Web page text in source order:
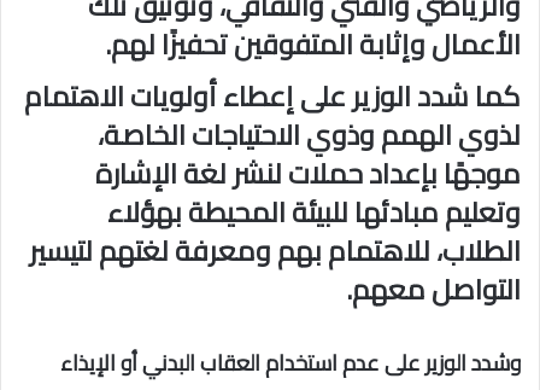
الأعمال وإثابة المتفوقين تحفيزًا لهم.
كما شدد الوزير على إعطاء أولويات الاهتمام
لذوي الهمم وذوي الاحتياجات الخاصة،
موجهًا بإعداد حملات لنشر لغة الإشارة
وتعليم مبادئها للبيئة المحيطة بهؤلاء
الطلاب، للاهتمام بهم ومعرفة لغتهم لتيسير
التواصل معهم.
وشدد الوزير على عدم استخدام العقاب البدني أو الإيذاء